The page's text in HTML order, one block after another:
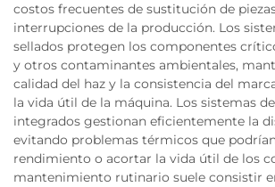
costos frecuentes de sustitución de
interrupciones de la producción. Los
sellados protegen los componentes
y otros contaminantes ambientales,
calidad del haz y la consistencia del
la vida útil de la máquina. Los sistemas
integrados gestionan eficientemente la
evitando problemas térmicos que
rendimiento o acortar la vida útil de los
mantenimiento rutinario suele consistir